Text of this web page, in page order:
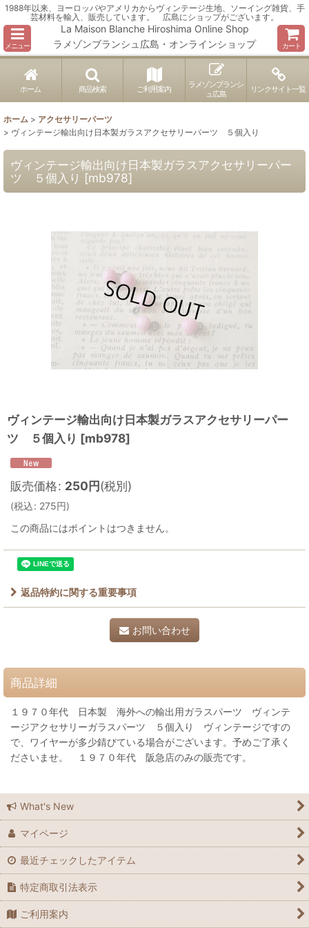
1988年以来、ヨーロッパやアメリカからヴィンテージ生地、ソーイング雑貨、手
芸材料を輸入、販売しています。 広島にショップがございます。
メニュー
La Maison Blanche Hiroshima Online Shop
ラメゾンブランシュ広島・オンラインショップ
カート
ホーム 商品検索 ご利用案内
ラメゾンブランシ
ュ広島
リンクサイト一覧
ホーム > アクセサリーパーツ
> ヴィンテージ輸出向け日本製ガラスアクセサリーパーツ ５個入り
ヴィンテージ輸出向け日本製ガラスアクセサリーパー
ツ ５個入り [mb978]
ヴィンテージ輸出向け日本製ガラスアクセサリーパー
ツ ５個入り [mb978]
販売価格: 250円(税別)
(税込: 275円)
この商品にはポイントはつきません。
返品特約に関する重要事項
お問い合わせ
商品詳細
１９７０年代 日本製 海外への輸出用ガラスパーツ ヴィンテ
ージアクセサリーガラスパーツ ５個入り ヴィンテージですの
で、ワイヤーが多少錆びている場合がございます。予めご了承く
ださいませ。 １９７０年代 阪急店のみの販売です。
What's New
マイページ
最近チェックしたアイテム
特定商取引法表示
ご利用案内